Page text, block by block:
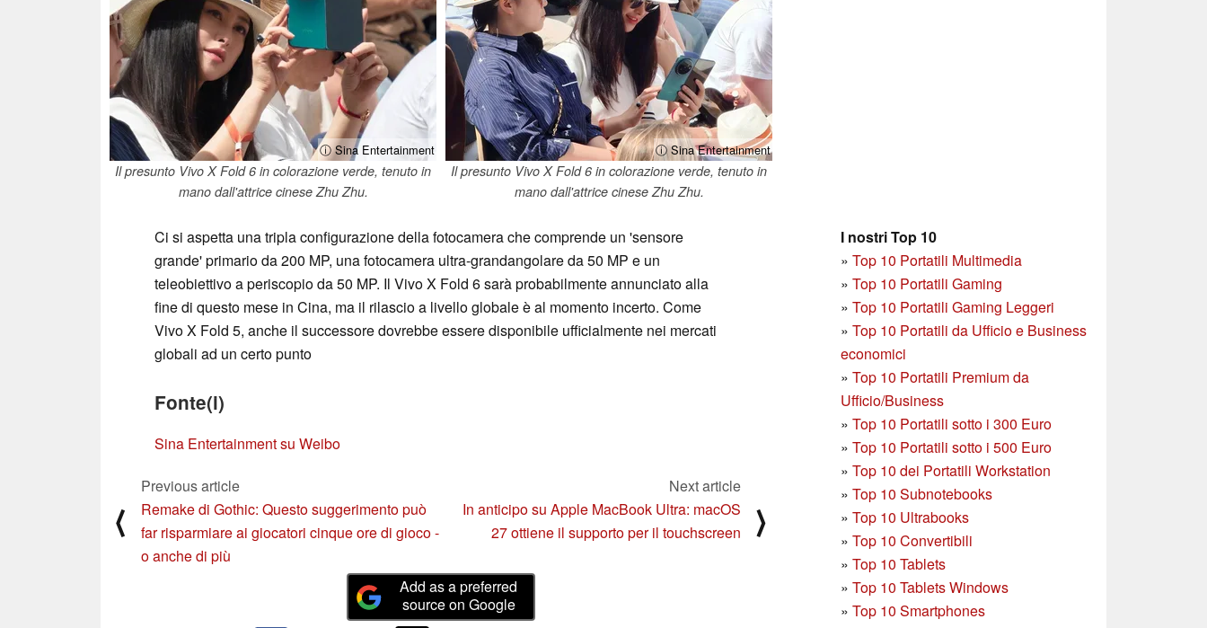
ⓘ Sina Entertainment
Il presunto Vivo X Fold 6 in colorazione verde, tenuto in
mano dall'attrice cinese Zhu Zhu.
ⓘ Sina Entertainment
Il presunto Vivo X Fold 6 in colorazione verde, tenuto in
mano dall'attrice cinese Zhu Zhu.
I nostri Top 10
» Top 10 Portatili Multimedia
» Top 10 Portatili Gaming
» Top 10 Portatili Gaming Leggeri
» Top 10 Portatili da Ufficio e Business
economici
» Top 10 Portatili Premium da
Ufficio/Business
» Top 10 Portatili sotto i 300 Euro
» Top 10 Portatili sotto i 500 Euro
» Top 10 dei Portatili Workstation
» Top 10 Subnotebooks
» Top 10 Ultrabooks
» Top 10 Convertibili
» Top 10 Tablets
» Top 10 Tablets Windows
» Top 10 Smartphones
Ci si aspetta una tripla configurazione della fotocamera che comprende un 'sensore
grande' primario da 200 MP, una fotocamera ultra-grandangolare da 50 MP e un
teleobiettivo a periscopio da 50 MP. Il Vivo X Fold 6 sarà probabilmente annunciato alla
fine di questo mese in Cina, ma il rilascio a livello globale è al momento incerto. Come
Vivo X Fold 5, anche il successore dovrebbe essere disponibile ufficialmente nei mercati
globali ad un certo punto
Fonte(i)
Sina Entertainment su Weibo
⟨
Previous article
Remake di Gothic: Questo suggerimento può
far risparmiare ai giocatori cinque ore di gioco -
o anche di più
Next article
In anticipo su Apple MacBook Ultra: macOS
27 ottiene il supporto per il touchscreen
⟩
Add as a preferred
source on Google